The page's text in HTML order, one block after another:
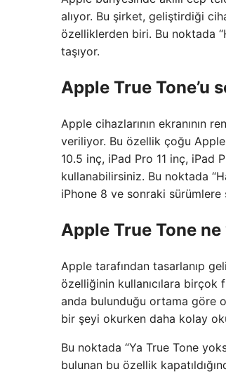
alıyor. Bu şirket, geliştirdiği
özelliklerden biri. Bu noktada
taşıyor.
Apple True Tone’u
Apple cihazlarının ekranının
veriliyor. Bu özellik çoğu
10.5 inç, iPad Pro 11 inç,
kullanabilirsiniz. Bu noktada
iPhone 8 ve sonraki
Apple True Tone ne
Apple tarafından tasarlanıp
özelliğinin kullanıcılara birçok
anda bulunduğu ortama göre
bir şeyi okurken daha kolay
Bu noktada “Ya True Tone
bulunan bu özellik